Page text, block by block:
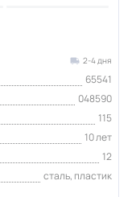
2-4 дня
65541
048590
115
10 лет
12
сталь, пластик